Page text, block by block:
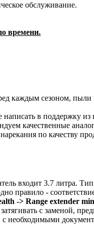
обслуживание.
времени.
каждым сезоном, пыли
в поддержку
качественные
по качеству
входит 3.7 литра.
правило -
-> Range extender
с заменой,
с необходимыми